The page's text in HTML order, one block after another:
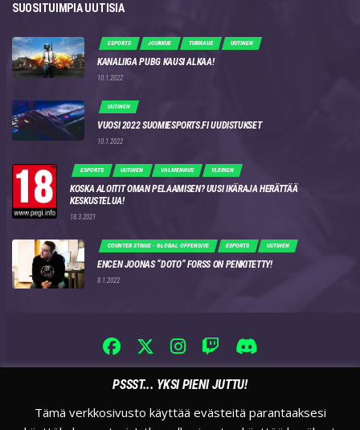
SUOSITUIMPIA UUTISIA
ESPORTS JOUKKUE TURNAUS UUTINEN
KANALIIGA PUBG KAUSI ALKAA!
10.1.2022
UUTINEN
VUOSI 2022 SUOMIESPORTS.FI UUDISTUKSET
10.1.2022
ESPORTS UUTINEN VALMENNUS YLEINEN
KOSKA ALOITIT OMAN PELAAMISEN? UUSI IKÄRAJA HERÄTTÄÄ
KESKUSTELUA!
18.3.2021
COUNTER STRIKE - GLOBAL OFFENSIVE ESPORTS UUTINEN
ENCEN JOONAS “DOTO” FORSS ON PENKITETTY!
8.1.2022
PSSST... YKSI PIENI JUTTU!
Tämä verkkosivusto käyttää evästeitä parantaaksesi